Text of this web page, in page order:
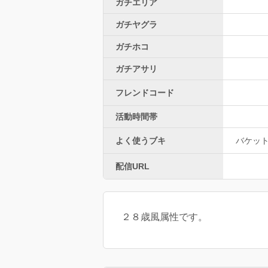
ガチエリア
ガチヤグラ
ガチホコ
ガチアサリ
フレンドコード
活動時間帯
よく使うブキ バケッ
配信URL
２８歳風属性です。